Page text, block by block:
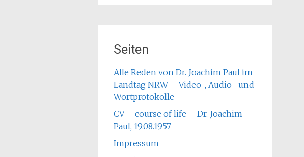
Seiten
Alle Reden von Dr. Joachim Paul im
Landtag NRW – Video-, Audio- und
Wortprotokolle
CV – course of life – Dr. Joachim
Paul, 19.08.1957
Impressum